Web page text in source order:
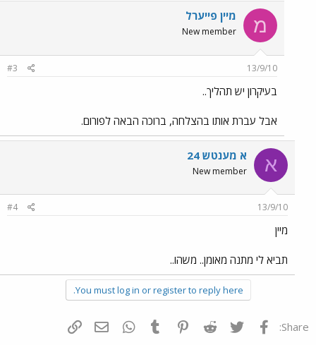
מ מיין פייערל
New member
13/9/10
#3
בעיקרון יש תהליך..
אבל עברת אותו בהצלחה, ברוכה הבאה לפורום.
א א מענטש 24
New member
13/9/10
#4
מיין
תביא לי מתנה מאומן.. משהו..
You must log in or register to reply here.
Share: פייסבוק Twitter
Reddit
Pinterest
Tumblr
WhatsAppדואר אלקטרוני